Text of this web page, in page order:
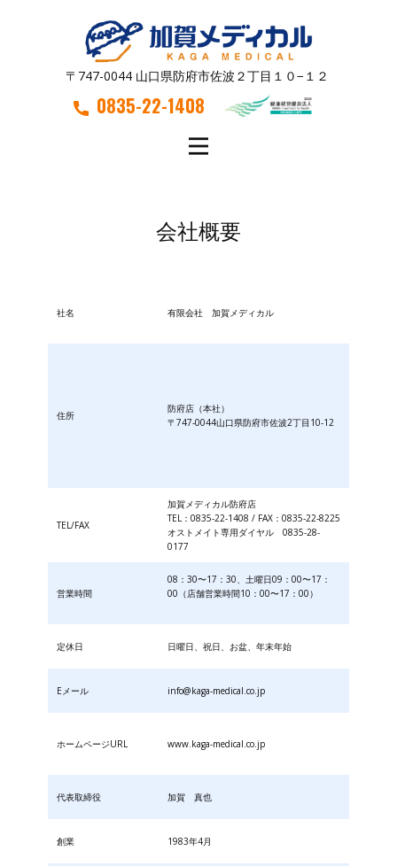
〒747-0044 山口県防府市佐波２丁目１０−１２
0835-22-1408
会社概要
社名 有限会社 加賀メディカル
住所
防府店（本社）
〒747-0044山口県防府市佐波2丁目10-12
TEL/FAX
加賀メディカル防府店
TEL：0835-22-1408 / FAX：0835-22-8225
オストメイト専用ダイヤル 0835-28-
0177
営業時間
08：30〜17：30、土曜日09：00〜17：
00（店舗営業時間10：00〜17：00）
定休日 日曜日、祝日、お盆、年末年始
Eメール info@kaga-medical.co.jp
ホームページURL www.kaga-medical.co.jp
代表取締役 加賀 真也
創業 1983年4月